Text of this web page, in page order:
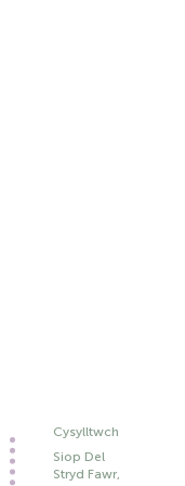
Cysylltwch
Siop Del
Stryd Fawr,